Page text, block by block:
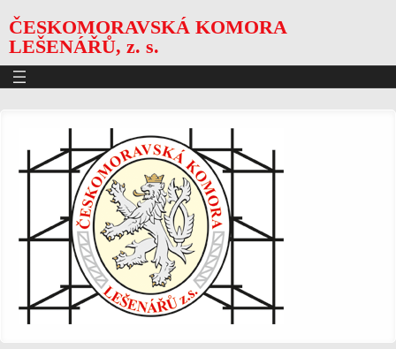
ČESKOMORAVSKÁ KOMORA
LEŠENÁŘŮ, z. s.